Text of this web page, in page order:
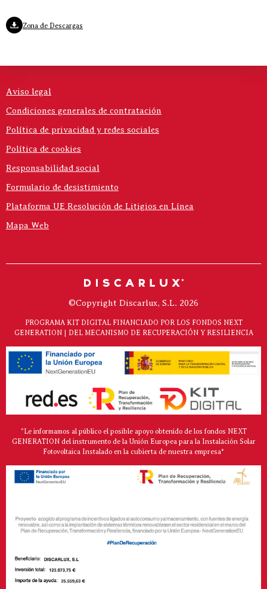
Zona de Descargas
Aviso legal
Condiciones generales de contratación
Política de privacidad y redes sociales
Política de cookies
Responsabilidad social
Formulario de desistimiento
Plataforma UE Resolución de Litigios en Línea
Mapa Web
©Copyright Discarlux, S.L. 2026
PROGRAMA KIT DIGITAL FINANCIADO POR LOS FONDOS NEXT
GENERATION | DEL MECANISMO DE RECUPERACIÓN Y RESILIENCIA
"Le informamos al público el posible apoyo obtenido de los fondos NEXT
GENERATION del instrumento de la Unión Europea para la Instalación Solar
Fotovoltaica Instalado en la cubierta de nuestra empresa*